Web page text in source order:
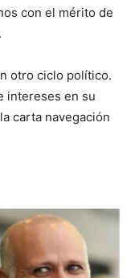
con el mérito de
otro ciclo político.
intereses en su
carta navegación